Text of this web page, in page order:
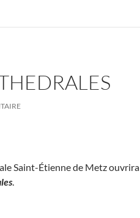
Saint-Étienne de Metz ouvrira
.